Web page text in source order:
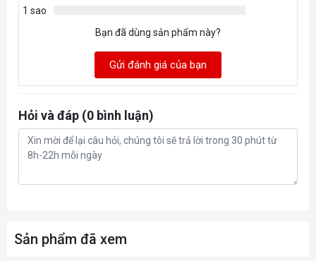
1 sao
Bạn đã dùng sản phẩm này?
Gửi đánh giá của bạn
Hỏi và đáp (0 bình luận)
Sản phẩm đã xem